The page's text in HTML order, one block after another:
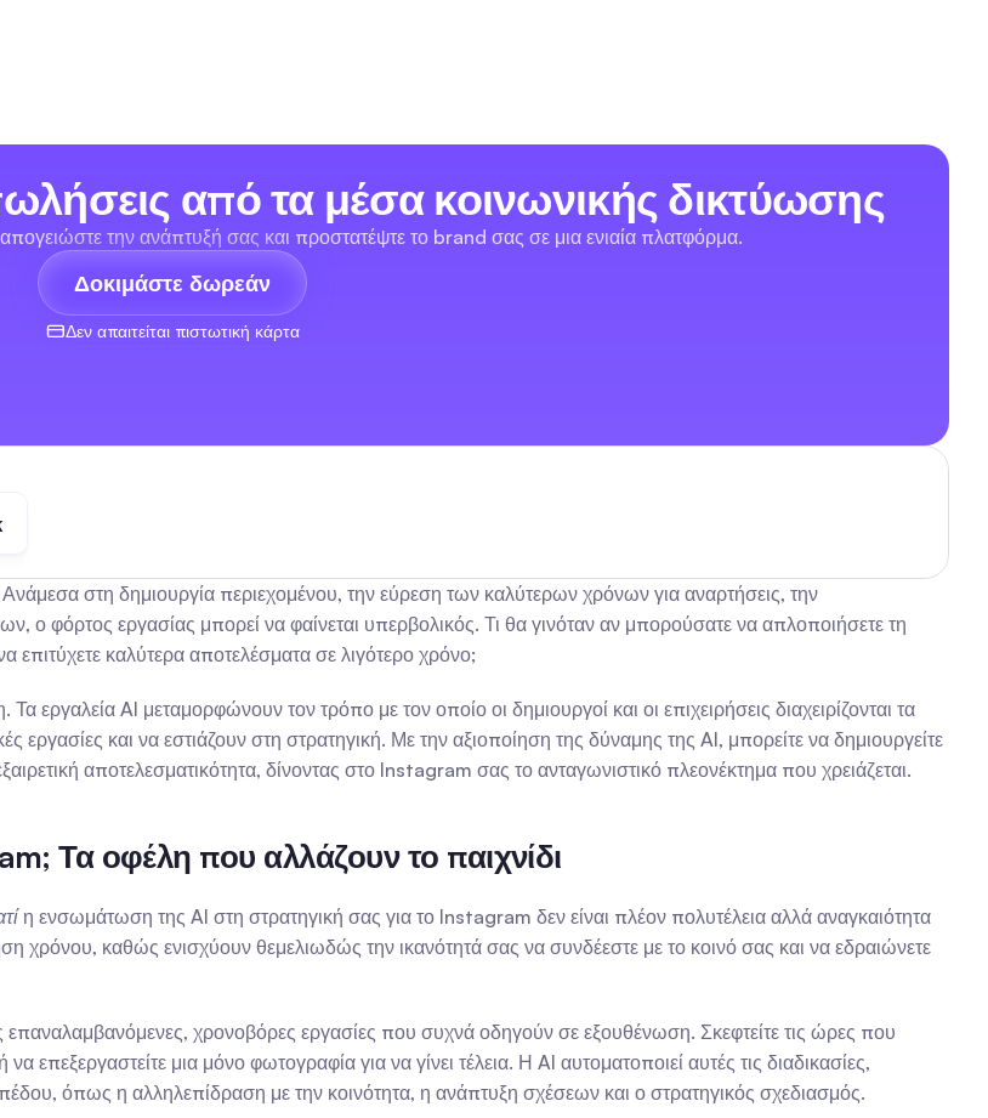
στη δημιουργία περιεχομένου, την εύρεση των καλύτερων χρόνων για αναρτήσεις, την
φόρτος εργασίας μπορεί να φαίνεται υπερβολικός. Τι θα γινόταν αν μπορούσατε να απλοποιήσετε τη
επιτύχετε καλύτερα αποτελέσματα σε λιγότερο χρόνο;
AI μεταμορφώνουν τον τρόπο με τον οποίο οι δημιουργοί και οι επιχειρήσεις διαχειρίζονται τα
εργασίες και να εστιάζουν στη στρατηγική. Με την αξιοποίηση της δύναμης της AI, μπορείτε να δημιουργείτε
αποτελεσματικότητα, δίνοντας στο Instagram σας το ανταγωνιστικό πλεονέκτημα που χρειάζεται.
Τα οφέλη που αλλάζουν το παιχνίδι
η ενσωμάτωση της AI στη στρατηγική σας για το Instagram δεν είναι πλέον πολυτέλεια αλλά αναγκαιότητα
χρόνου, καθώς ενισχύουν θεμελιωδώς την ικανότητά σας να συνδέεστε με το κοινό σας και να εδραιώνετε
επαναλαμβανόμενες, χρονοβόρες εργασίες που συχνά οδηγούν σε εξουθένωση. Σκεφτείτε τις ώρες που
επεξεργαστείτε μια μόνο φωτογραφία για να γίνει τέλεια. Η AI αυτοματοποιεί αυτές τις διαδικασίες,
όπως η αλληλεπίδραση με την κοινότητα, η ανάπτυξη σχέσεων και ο στρατηγικός σχεδιασμός.
από τα μέσα κοινωνικής δικτύωσης
την ανάπτυξή σας και προστατέψτε το brand σας σε μια ενιαία πλατφόρμα.
Δοκιμάστε δωρεάν
Δεν απαιτείται πιστωτική κάρτα